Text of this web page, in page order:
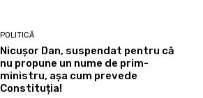
POLITICĂ
Nicușor Dan, suspendat pentru că
nu propune un nume de prim-
ministru, așa cum prevede
Constituția!